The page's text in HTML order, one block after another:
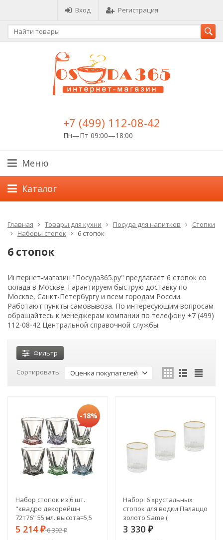
Вход Регистрация
+7 (499) 112-08-42
Пн—Пт 09:00—18:00
Меню
Каталог
Главная Товары для кухни Посуда для напитков
Стопки
Наборы стопок
6 стопок
6 стопок
Интернет-магазин "Посуда365.ру" предлагает 6 стопок со
склада в Москве. Гарантируем быструю доставку по
Москве, Санкт-Петербургу и всем городам России.
Работают пункты самовывоза. По интересующим вопросам
обращайтесь к менеджерам компании по телефону +7 (499)
112-08-42 Центральной справочной службы.
Фильтр
Сортировать: Оценка покупателей
-18%
Набор стопок из 6 шт.
"квадро декорейшн
72т76" 55 мл. высота=5,5
см. Crystal Bohemia (669-
032)
5 214 ₽6 392₽
Набор: 6 хрустальных
стопок для водки Палаццо
золото Same (
SM2790_3316-G-AL )
3 330 ₽